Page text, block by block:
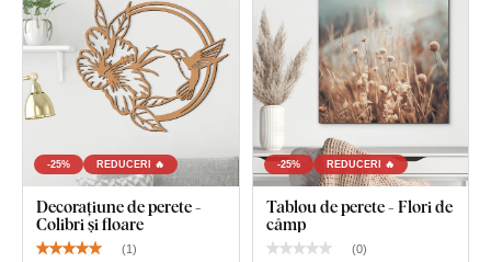
-25% REDUCERI 🔥
Decorațiune de perete -
Colibri și floare
(1)
-25% REDUCERI 🔥
Tablou de perete - Flori de
câmp
(0)